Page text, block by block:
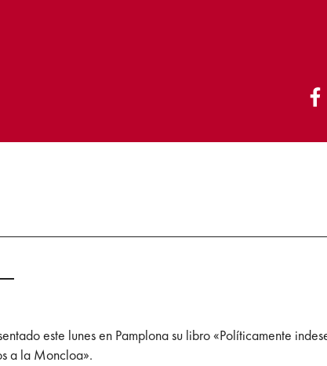
este lunes en Pamplona su libro «Políticamente
a la Moncloa».